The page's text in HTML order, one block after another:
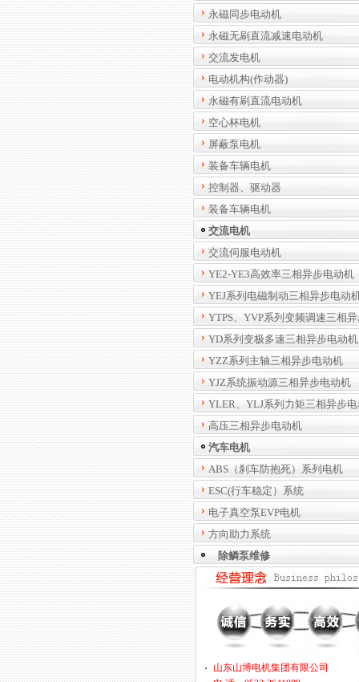
永磁同步电动机
永磁无刷直流减速电动机
交流发电机
电动机构(作动器)
永磁有刷直流电动机
空心杯电机
屏蔽泵电机
装备车辆电机
控制器、驱动器
装备车辆电机
交流电机
交流伺服电动机
YE2-YE3高效率三相异步电动机
YEJ系列电磁制动三相异步电动
YTPS、YVP系列变频调速三相
YD系列变极多速三相异步电动机
YZZ系列主轴三相异步电动机
YJZ系统振动源三相异步电动机
YLER、YLJ系列力矩三相异步
高压三相异步电动机
汽车电机
ABS（刹车防抱死）系列电机
ESC(行车稳定）系统
电子真空泵EVP电机
方向助力系统
除鳞泵维修
山东山博电机集团有限公司